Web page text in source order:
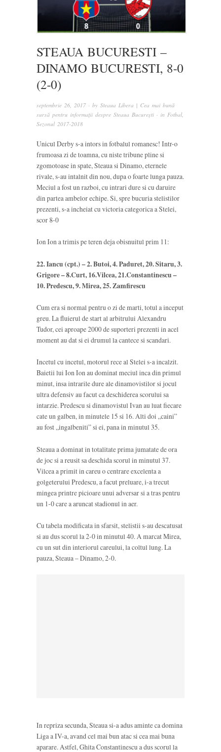
STEAUA BUCURESTI –
DINAMO BUCURESTI, 8-0
(2-0)
septembrie 26, 2017 · by Steaua Libera | Cea mai bună
sursă pentru informații despre Steaua București · in Fotbal,
Sezonul 2017-2018
Unicul Derby s-a intors in fotbalul romanesc! Intr-o
frumoasa zi de toamna, cu niste tribune pline si
zgomotoase in spate, Steaua si Dinamo, eternele
rivale, s-au intalnit din nou, dupa o foarte lunga pauza.
Meciul a fost un razboi, cu intrari dure si cu daruire
din partea ambelor echipe. Si, spre bucuria stelistilor
prezenti, s-a incheiat cu victoria categorica a Stelei,
scor 8-0
Ion Ion a trimis pe teren deja obisnuitul prim 11:
22. Iancu (cpt.) – 2. Butoi, 4. Paduret, 20. Sitaru, 3.
Grigore – 8.Curt, 16.Vilcea, 21.Constantinescu –
10. Predescu, 9. Mirea, 25. Zamfirescu
Cum era si normal pentru o zi de marti, totul a inceput
greu. La fluierul de start al arbitrului Alexandru
Tudor, cei aproape 2000 de suporteri prezenti in acel
moment au dat si ei drumul la cantece si scandari.
Incetul cu incetul, motorul rece al Stelei s-a incalzit.
Baietii lui Ion Ion au dominat meciul inca din primul
minut, insa intrarile dure ale dinamovistilor si jocul
ultra defensiv au facut ca deschiderea scorului sa
intarzie. Predescu si dinamovistul Ivan au luat fiecare
cate un galben, in minutele 15 si 16. Alti doi „caini”
au fost „ingalbeniti” si ei, pana in minutul 35.
Steaua a dominat in totalitate prima jumatate de ora
de joc si a reusit sa deschida scorul in minutul 37.
Vilcea a primit in careu o centrare excelenta a
golgeterului Predescu, a facut preluare, i-a trecut
mingea printre picioare unui adversar si a tras pentru
un 1-0 care a aruncat stadionul in aer.
Cu tabela modificata in sfarsit, stelistii s-au descatusat
si au dus scorul la 2-0 in minutul 40. A marcat Mirea,
cu un sut din interiorul careului, la coltul lung. La
pauza, Steaua – Dinamo, 2-0.
In repriza secunda, Steaua si-a adus aminte ca domina
Liga a IV-a, avand cel mai bun atac si cea mai buna
aparare. Astfel, Ghita Constantinescu a dus scorul la